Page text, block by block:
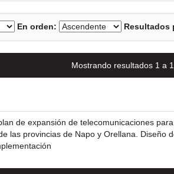
En orden: Resultados
Mostrando resultados 1 a
de expansión de telecomunicaciones
las provincias de Napo y Orellana. Diseño